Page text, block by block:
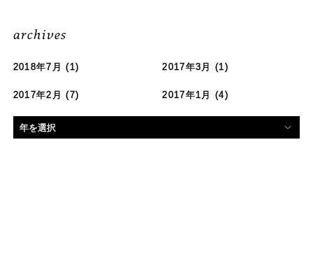
archives
2018年7月 (1) 2017年3月 (1)
2017年2月 (7) 2017年1月 (4)